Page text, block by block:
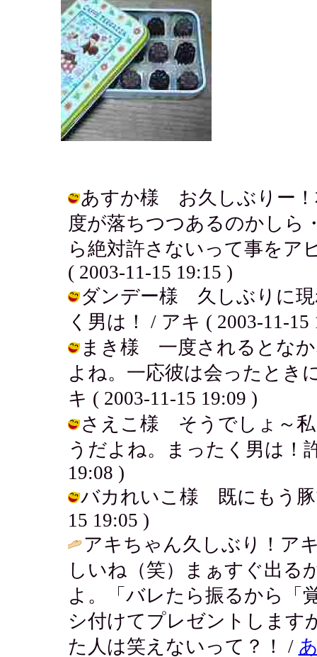
あすか様 お久しぶりー！
度が落ちつつあるのかしら
ら絶対許さないって事をア
( 2003-11-15 19:15 )
ダンデー様 久しぶりに現
く男は！ / アキ ( 2003-11-15
まき様 一度されるとなか
よね。一応彼は会ったとき
キ ( 2003-11-15 19:09 )
さえこ様 そうでしょ～私
うだよね。まったく男は！
19:08 )
バカれいこ様 既にもう豚
15 19:05 )
アキちゃん久しぶり！ア
しいね（笑）まぁすぐ出る
よ。「バレたら振るから「
シ付けてプレゼントしま
た人は笑えないって？！ /